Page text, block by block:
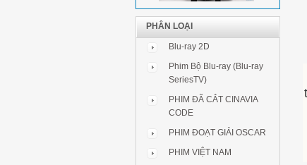
PHÂN LOẠI
Blu-ray 2D
Phim Bộ Blu-ray (Blu-ray
SeriesTV)
PHIM ĐÃ CẮT CINAVIA
CODE
PHIM ĐOẠT GIẢI OSCAR
PHIM VIỆT NAM